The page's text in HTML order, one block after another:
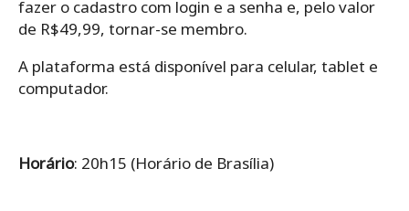
fazer o cadastro com login e a senha e, pelo valor
de R$49,99, tornar-se membro.
A plataforma está disponível para celular, tablet e
computador.
Horário: 20h15 (Horário de Brasília)